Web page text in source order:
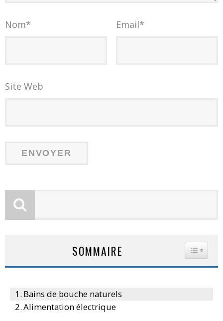
Nom* Email*
Site Web
SOMMAIRE
Bains de bouche naturels
Alimentation électrique